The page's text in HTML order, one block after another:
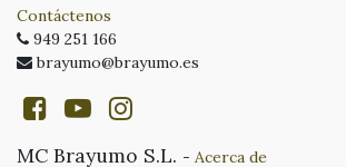
Contáctenos
949 251 166
brayumo@brayumo.es
MC Brayumo S.L. - Acerca de